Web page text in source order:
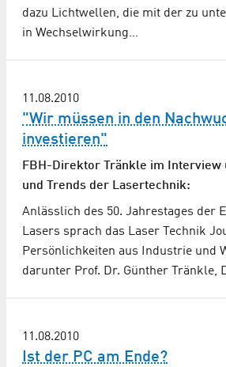
dazu Lichtwellen, die mit der zu
in Wechselwirkung…
11.08.2010
"Wir müssen in den
investieren"
FBH-Direktor Tränkle im Interview
und Trends der Lasertechnik:
Anlässlich des 50. Jahrestages der
Lasers sprach das Laser Technik
Persönlichkeiten aus Industrie und
darunter Prof. Dr. Günther Tränkle,
11.08.2010
Ist der PC am Ende?